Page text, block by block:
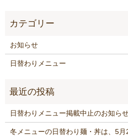
お知らせ
日替わりメニュー
日替わりメニュー掲載中止のお知ら
冬メニューの日替わり麺・丼は、5月